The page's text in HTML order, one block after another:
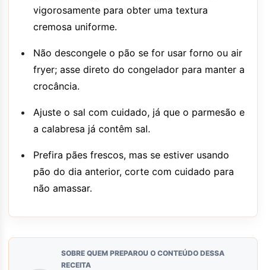
vigorosamente para obter uma textura
cremosa uniforme.
Não descongele o pão se for usar forno ou air
fryer; asse direto do congelador para manter a
crocância.
Ajuste o sal com cuidado, já que o parmesão e
a calabresa já contêm sal.
Prefira pães frescos, mas se estiver usando
pão do dia anterior, corte com cuidado para
não amassar.
SOBRE QUEM PREPAROU O CONTEÚDO DESSA
RECEITA